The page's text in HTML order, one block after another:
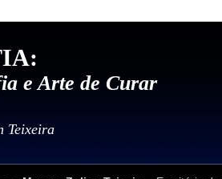
e Arte de Curar
Teixeira